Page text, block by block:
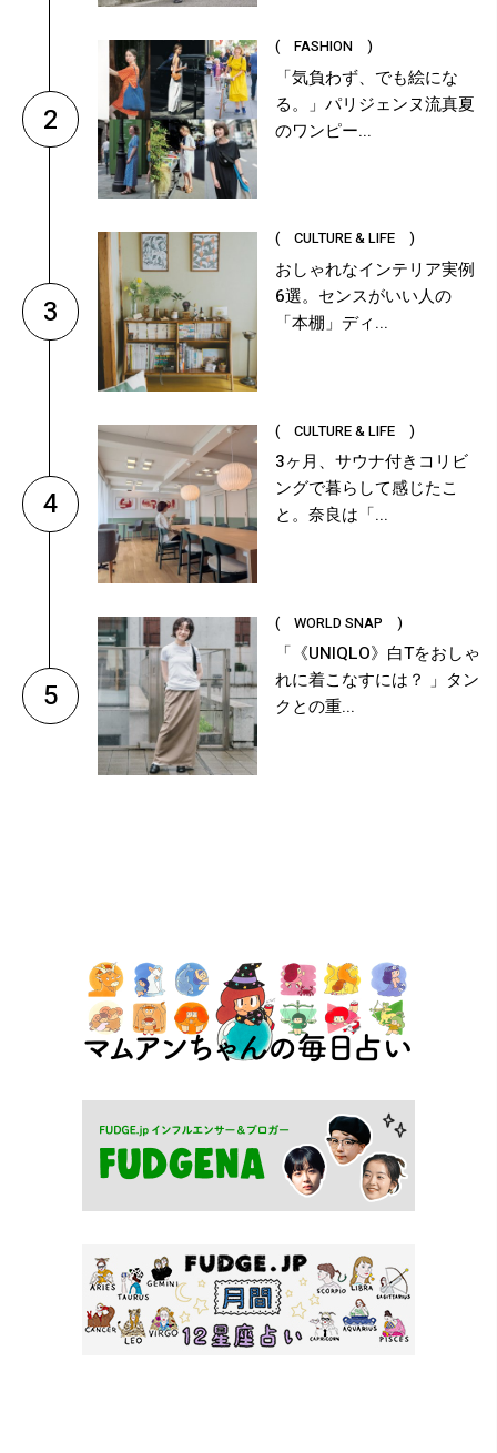
2
( FASHION )
「気負わず、でも絵にな
る。」パリジェンヌ流真夏
のワンピー...
3
( CULTURE & LIFE )
おしゃれなインテリア実例
6選。センスがいい人の
「本棚」ディ...
4
( CULTURE & LIFE )
3ヶ月、サウナ付きコリビ
ングで暮らして感じたこ
と。奈良は「...
5
( WORLD SNAP )
「《UNIQLO》白Tをおしゃ
れに着こなすには？ 」タン
クとの重...